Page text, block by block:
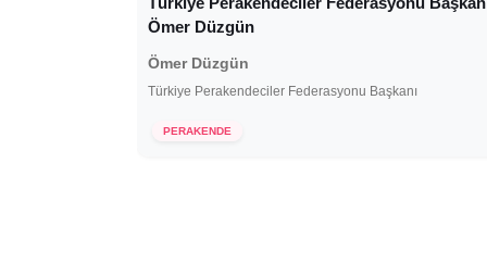
Ömer Düzgün
Ömer Düzgün
Türkiye Perakendeciler Federasyonu Başkanı
PERAKENDE